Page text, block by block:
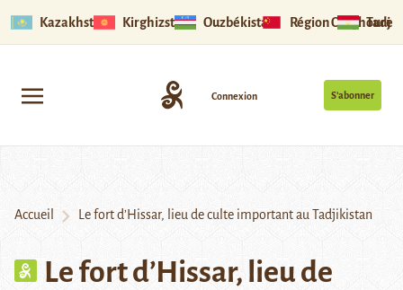
Kazakhstan Kirghizstan Ouzbékistan Région Ouïghoure
S’abonner
Connexion
Accueil Le fort d’Hissar, lieu de culte important au Tadjikistan
Le fort d’Hissar, lieu de